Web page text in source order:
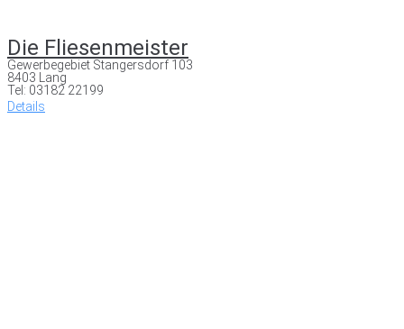
Die Fliesenmeister
Gewerbegebiet Stangersdorf 103
8403 Lang
Tel: 03182 22199
Details